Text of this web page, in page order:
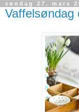
søndag 27. mars
Vaffelsøndag